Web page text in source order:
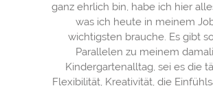
ganz ehrlich bin, habe ich hier
was ich heute in meinem
wichtigsten brauche. Es gibt
Parallelen zu meinem
Kindergartenalltag, sei es die
Flexibilität, Kreativität, die